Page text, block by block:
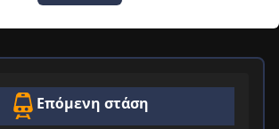
Επόμενη στάση